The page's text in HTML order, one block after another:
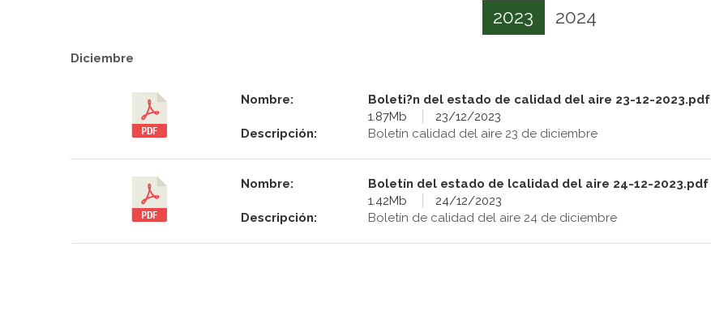
2023 2024
Diciembre
Nombre:
Boleti?n del estado de calidad del aire 23-12-2023.pdf
1.87Mb
23/12/2023
Descripción:
Boletín calidad del aire 23 de diciembre
Nombre:
Boletín del estado de lcalidad del aire 24-12-2023.pdf
1.42Mb
24/12/2023
Descripción:
Boletín de calidad del aire 24 de diciembre